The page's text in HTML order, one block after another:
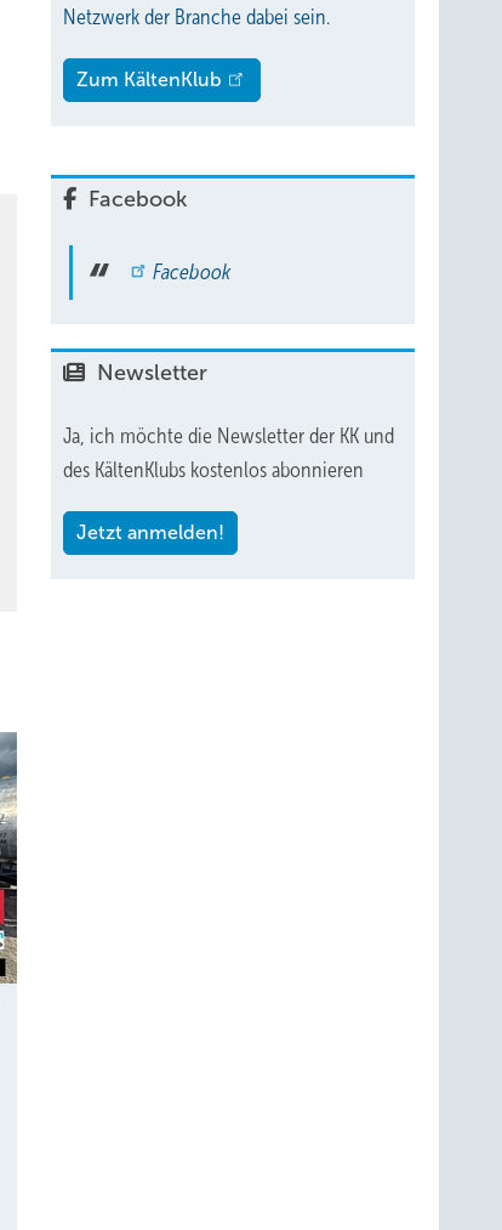
Netzwerk der Branche dabei sein.
Zum KältenKlub
Facebook
Facebook
Newsletter
Ja, ich möchte die Newsletter der KK und
des KältenKlubs kostenlos abonnieren
Jetzt anmelden!